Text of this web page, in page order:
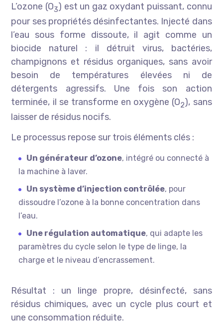
L’ozone (O3) est un gaz oxydant puissant, connu
pour ses propriétés désinfectantes. Injecté dans
l’eau sous forme dissoute, il agit comme un
biocide naturel : il détruit virus, bactéries,
champignons et résidus organiques, sans avoir
besoin de températures élevées ni de
détergents agressifs. Une fois son action
terminée, il se transforme en oxygène (O2), sans
laisser de résidus nocifs.
Le processus repose sur trois éléments clés :
Un générateur d’ozone, intégré ou connecté à
la machine à laver.
Un système d’injection contrôlée, pour
dissoudre l’ozone à la bonne concentration dans
l’eau.
Une régulation automatique, qui adapte les
paramètres du cycle selon le type de linge, la
charge et le niveau d’encrassement.
Résultat : un linge propre, désinfecté, sans
résidus chimiques, avec un cycle plus court et
une consommation réduite.